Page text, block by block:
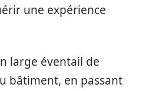
une expérience
large éventail de
bâtiment, en passant